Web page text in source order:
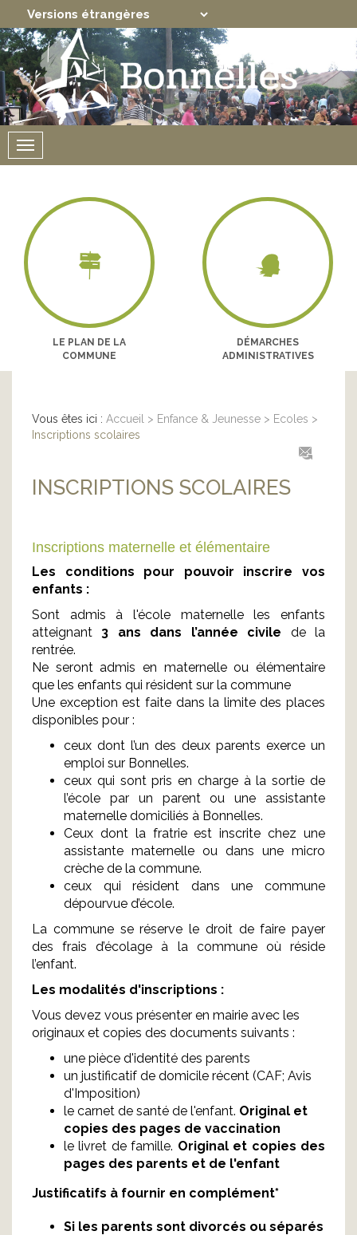
Powered by Translate
Menu
LE PLAN DE LA
COMMUNE
DÉMARCHES
ADMINISTRATIVES
Vous êtes ici : Accueil > Enfance & Jeunesse > Ecoles >
Inscriptions scolaires
INSCRIPTIONS SCOLAIRES
Inscriptions maternelle et élémentaire
Les conditions pour pouvoir inscrire vos
enfants :
Sont admis à l'école maternelle les enfants
atteignant 3 ans dans l’année civile de la
rentrée.
Ne seront admis en maternelle ou élémentaire
que les enfants qui résident sur la commune
Une exception est faite dans la limite des places
disponibles pour :
ceux dont l’un des deux parents exerce un
emploi sur Bonnelles.
ceux qui sont pris en charge à la sortie de
l’école par un parent ou une assistante
maternelle domiciliés à Bonnelles.
Ceux dont la fratrie est inscrite chez une
assistante maternelle ou dans une micro
crèche de la commune.
ceux qui résident dans une commune
dépourvue d’école.
La commune se réserve le droit de faire payer
des frais d’écolage à la commune où réside
l’enfant.
Les modalités d'inscriptions :
Vous devez vous présenter en mairie avec les
originaux et copies des documents suivants :
une pièce d'identité des parents
un justificatif de domicile récent (CAF; Avis
d'Imposition)
le carnet de santé de l'enfant. Original et
copies des pages de vaccination
le livret de famille. Original et copies des
pages des parents et de l'enfant
Justificatifs à fournir en complément*
Si les parents sont divorcés ou séparés